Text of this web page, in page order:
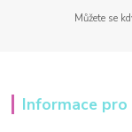
Můžete se
Informace pro